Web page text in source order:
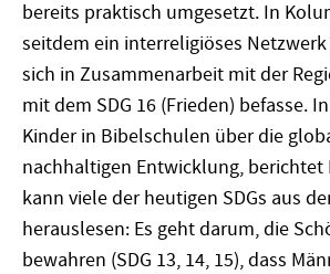
bereits praktisch umgesetzt. In
seitdem ein interreligiöses
sich in Zusammenarbeit mit der
mit dem SDG 16 (Frieden) befasse.
Kinder in Bibelschulen über die
nachhaltigen Entwicklung, berichtet
kann viele der heutigen SDGs aus
herauslesen: Es geht darum, die
bewahren (SDG 13, 14, 15), dass